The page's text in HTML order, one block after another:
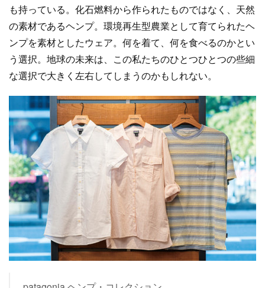
も持っている。化石燃料から作られたものではなく、天然
の素材であるヘンプ。環境再生型農業として育てられたヘ
ンプを素材としたウェア。何を着て、何を食べるのかとい
う選択。地球の未来は、この私たちのひとつひとつの些細
な選択で大きく左右してしまうのかもしれない。